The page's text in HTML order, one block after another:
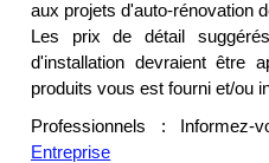
aux projets d'auto-rénovation
Les prix de détail
d'installation devraient être
produits vous est fourni et/ou
Professionnels :
Entreprise